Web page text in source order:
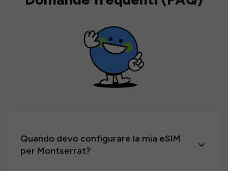
Quando devo configurare la mia eSIM
per Montserrat?